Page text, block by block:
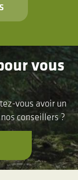
vous
vous avoir un
conseillers ?